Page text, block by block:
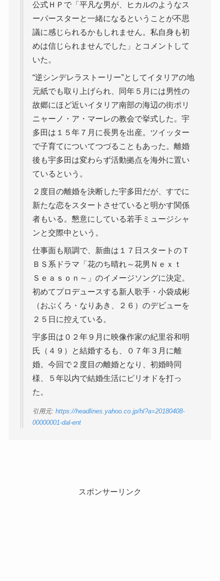
公式ＨＰで「平凡な男が、ヒカルのようなス
ーパースターと一緒になるということが不思
議に感じられるかもしれません。私自身も初
めは信じられませんでした」とコメントして
いた。
“逆シンデレラストーリー”としてイタリアの地
元紙でも取り上げられ、同年５月には男性の
故郷にほど近いイタリア南部の海辺の街ポリ
ニャーノ・ア・マーレの教会で挙式した。宇
多田は１５年７月に長男を出産。ツイッター
で子育てについてつづることもあった。離婚
後も宇多田は変わらず活動拠点を海外に置い
ているという。
２度目の離婚を決断した宇多田だが、すでに
新たな恋をスタートさせていると明かす関係
者もいる。懇意にしている若手ミュージシャ
ンと交際中という。
仕事面も順調で、新曲は１７日スタートのＴ
ＢＳ系ドラマ「花のち晴れ～花男Ｎｅｘｔ
Ｓｅａｓｏｎ～」のイメージソングに決定。
初めてプロデュースする新人歌手・小袋成彬
（おぶくろ・なりあき、２６）のデビューを
２５日に控えている。
宇多田は０２年９月に映像作家の紀里谷和明
氏（４９）と結婚するも、０７年３月に離
婚。今回で２度目の離婚となり、初婚時同
様、５年以内で結婚生活にピリオドを打っ
た。
引用元: https://headlines.yahoo.co.jp/hl?a=20180408-
00000001-dal-ent
スポンサーリンク